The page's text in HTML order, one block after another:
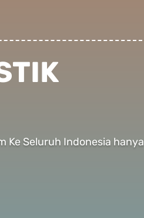
Ke Seluruh Indonesia hanya